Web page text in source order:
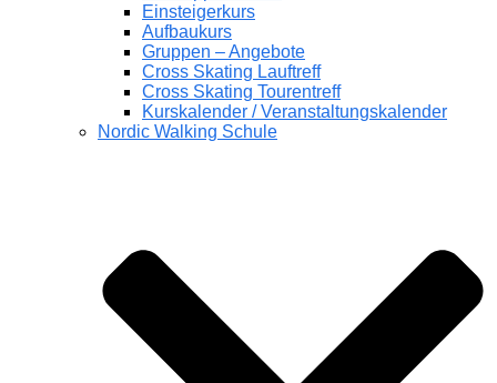
Einsteigerkurs
Aufbaukurs
Gruppen – Angebote
Cross Skating Lauftreff
Cross Skating Tourentreff
Kurskalender / Veranstaltungskalender
Nordic Walking Schule